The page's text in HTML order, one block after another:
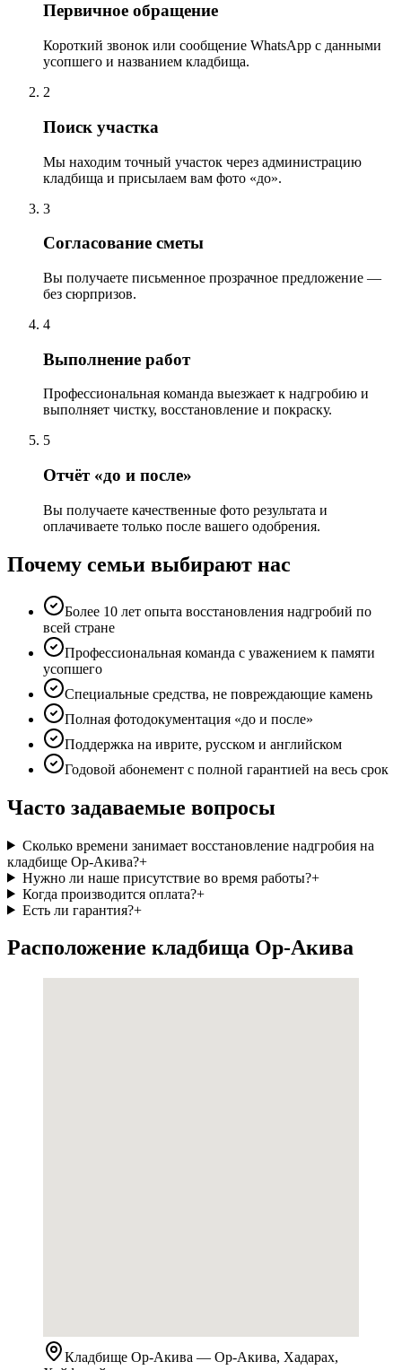
Первичное обращение
Короткий звонок или сообщение WhatsApp с данными
усопшего и названием кладбища.
2
Поиск участка
Мы находим точный участок через администрацию
кладбища и присылаем вам фото «до».
3
Согласование сметы
Вы получаете письменное прозрачное предложение —
без сюрпризов.
4
Выполнение работ
Профессиональная команда выезжает к надгробию и
выполняет чистку, восстановление и покраску.
5
Отчёт «до и после»
Вы получаете качественные фото результата и
оплачиваете только после вашего одобрения.
Почему семьи выбирают нас
Более 10 лет опыта восстановления надгробий по
всей стране
Профессиональная команда с уважением к памяти
усопшего
Специальные средства, не повреждающие камень
Полная фотодокументация «до и после»
Поддержка на иврите, русском и английском
Годовой абонемент с полной гарантией на весь срок
Часто задаваемые вопросы
Сколько времени занимает восстановление надгробия на
кладбище Ор-Акива?+
Нужно ли наше присутствие во время работы?+
Когда производится оплата?+
Есть ли гарантия?+
Расположение кладбища Ор-Акива
Кладбище Ор-Акива — Ор-Акива, Хадарах,